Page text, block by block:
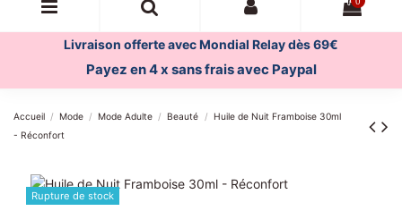
Livraison offerte avec Mondial Relay dès 69€
Payez en 4 x sans frais avec Paypal
Accueil Mode Mode Adulte Beauté
Huile de Nuit Framboise 30ml
- Réconfort
Rupture de stock